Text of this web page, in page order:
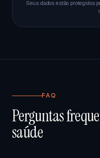
Seus dados estão protegidos
FAQ
Perguntas
saúde